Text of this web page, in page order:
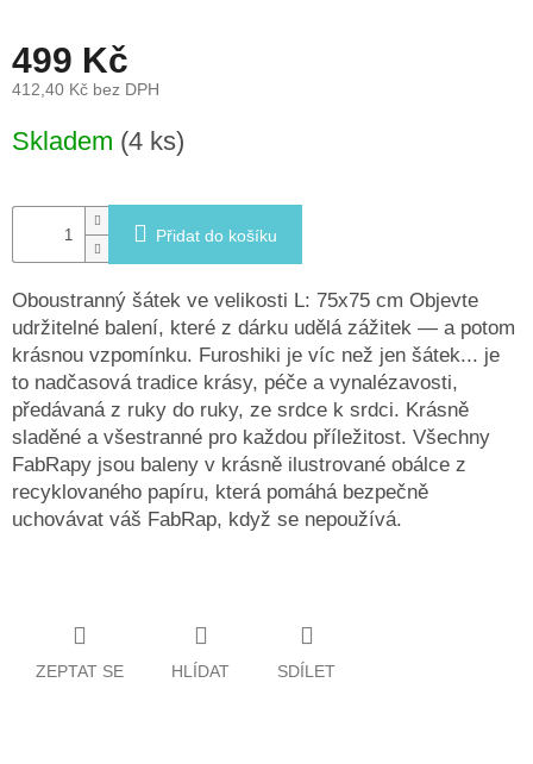
499 Kč
412,40 Kč bez DPH
cena:
Skladem (4 ks)
Přidat do košíku
Oboustranný šátek ve velikosti L: 75x75 cm Objevte
udržitelné balení, které z dárku udělá zážitek — a potom
krásnou vzpomínku. Furoshiki je víc než jen šátek... je
to nadčasová tradice krásy, péče a vynalézavosti,
předávaná z ruky do ruky, ze srdce k srdci. Krásně
sladěné a všestranné pro každou příležitost. Všechny
FabRapy jsou baleny v krásně ilustrované obálce z
recyklovaného papíru, která pomáhá bezpečně
uchovávat váš FabRap, když se nepoužívá.
ZEPTAT SE HLÍDAT SDÍLET